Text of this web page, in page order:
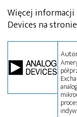
Więcej informacji
Devices na